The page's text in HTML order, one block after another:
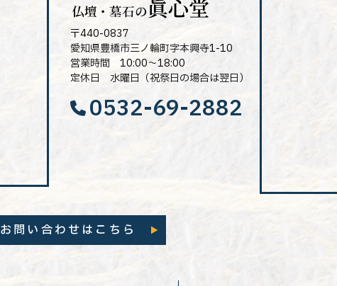
〒440-0837
愛知県豊橋市三ノ輪町字本興寺1-10
営業時間 10:00～18:00
定休日 水曜日（祝祭日の場合は翌日）
0532-69-2882
お問い合わせはこちら